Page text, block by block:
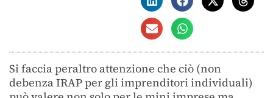
Si faccia peraltro attenzione che ciò (non
debenza IRAP per gli imprenditori individuali)